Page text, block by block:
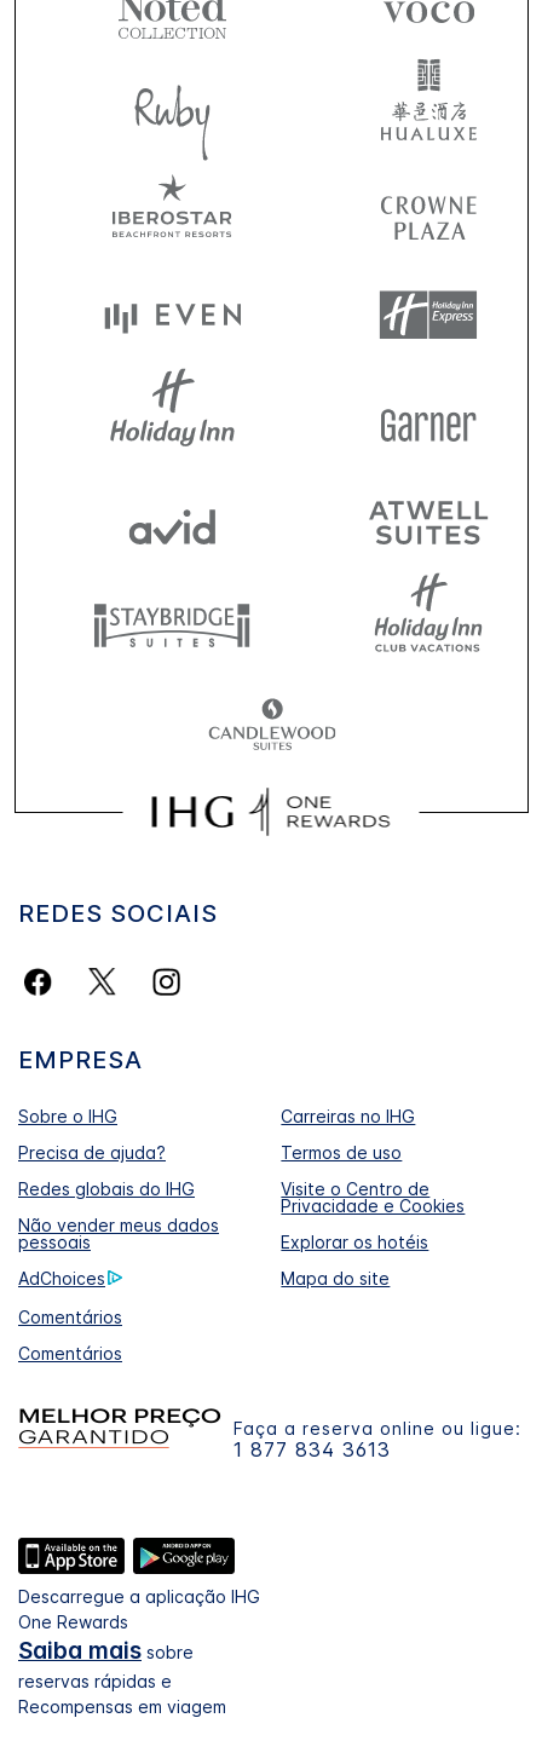
REDES SOCIAIS
EMPRESA
Sobre o IHG
Carreiras no IHG
Precisa de ajuda?
Termos de uso
Redes globais do IHG
Visite o Centro de
Privacidade e Cookies
Não vender meus dados
pessoais
Explorar os hotéis
AdChoices
Mapa do site
Comentários
Comentários
Faça a reserva online ou ligue:
1 877 834 3613
Descarregue a aplicação IHG
One Rewards
Saiba mais sobre
reservas rápidas e
Recompensas em viagem